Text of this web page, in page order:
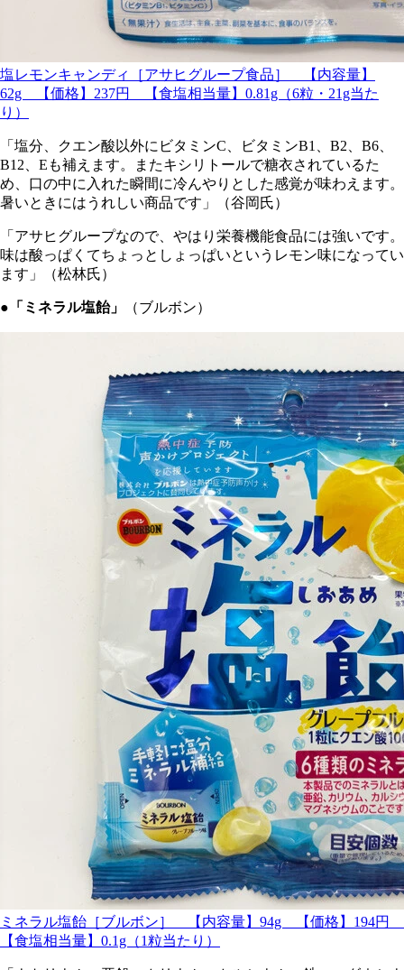
塩レモンキャンディ［アサヒグループ食品］ 【内容量】
62g 【価格】237円 【食塩相当量】0.81g（6粒・21g当た
り）
「塩分、クエン酸以外にビタミンC、ビタミンB1、B2、B6、
B12、Eも補えます。またキシリトールで糖衣されているた
め、口の中に入れた瞬間に冷んやりとした感覚が味わえます。
暑いときにはうれしい商品です」（谷岡氏）
「アサヒグループなので、やはり栄養機能食品には強いです。
味は酸っぱくてちょっとしょっぱいというレモン味になってい
ます」（松林氏）
●「ミネラル塩飴」 （ブルボン）
ミネラル塩飴［ブルボン］ 【内容量】94g 【価格】194円
【食塩相当量】0.1g（1粒当たり）